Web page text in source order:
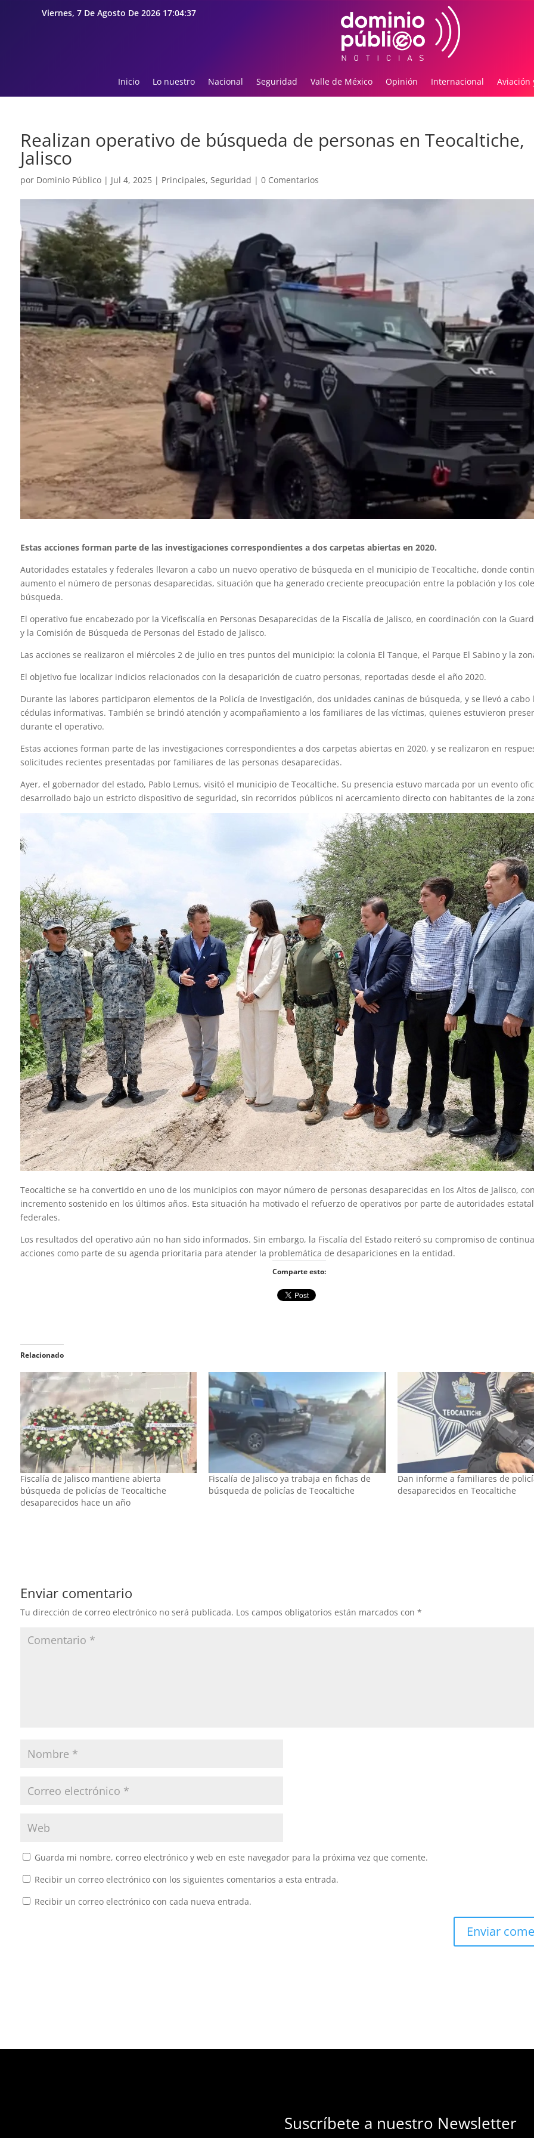
Viernes, 7 De Agosto De 2026 17:04:39
Inicio Lo nuestro Nacional Seguridad Valle de México Opinión Internacional Aviación
Realizan operativo de búsqueda de personas en Teocaltiche,
Jalisco
por Dominio Público| Jul 4, 2025| Principales, Seguridad | 0 Comentarios
Estas acciones forman parte de las investigaciones correspondientes a dos carpetas abiertas en 2020.
Autoridades estatales y federales llevaron a cabo un nuevo operativo de búsqueda en el municipio de Teocaltiche, donde
aumento el número de personas desaparecidas, situación que ha generado creciente preocupación entre la población y los
búsqueda.
El operativo fue encabezado por la Vicefiscalía en Personas Desaparecidas de la Fiscalía de Jalisco, en coordinación con la
y la Comisión de Búsqueda de Personas del Estado de Jalisco.
Las acciones se realizaron el miércoles 2 de julio en tres puntos del municipio: la colonia El Tanque, el Parque El Sabino y la
El objetivo fue localizar indicios relacionados con la desaparición de cuatro personas, reportadas desde el año 2020.
Durante las labores participaron elementos de la Policía de Investigación, dos unidades caninas de búsqueda, y se llevó a cabo
cédulas informativas. También se brindó atención y acompañamiento a los familiares de las víctimas, quienes estuvieron
durante el operativo.
Estas acciones forman parte de las investigaciones correspondientes a dos carpetas abiertas en 2020, y se realizaron en
solicitudes recientes presentadas por familiares de las personas desaparecidas.
Ayer, el gobernador del estado, Pablo Lemus, visitó el municipio de Teocaltiche. Su presencia estuvo marcada por un evento
desarrollado bajo un estricto dispositivo de seguridad, sin recorridos públicos ni acercamiento directo con habitantes de la
Teocaltiche se ha convertido en uno de los municipios con mayor número de personas desaparecidas en los Altos de Jalisco,
incremento sostenido en los últimos años. Esta situación ha motivado el refuerzo de operativos por parte de autoridades
federales.
Los resultados del operativo aún no han sido informados. Sin embargo, la Fiscalía del Estado reiteró su compromiso de
acciones como parte de su agenda prioritaria para atender la problemática de desapariciones en la entidad.
Comparte esto:
Relacionado
Fiscalía de Jalisco mantiene abierta
búsqueda de policías de Teocaltiche
desaparecidos hace un año
Fiscalía de Jalisco ya trabaja en fichas de
búsqueda de policías de Teocaltiche
Dan informe a familiares de
desaparecidos en Teocaltiche
Enviar comentario
Tu dirección de correo electrónico no será publicada. Los campos obligatorios están marcados con *
Guarda mi nombre, correo electrónico y web en este navegador para la próxima vez que comente.
Recibir un correo electrónico con los siguientes comentarios a esta entrada.
Recibir un correo electrónico con cada nueva entrada.
Suscríbete a nuestro Newsletter